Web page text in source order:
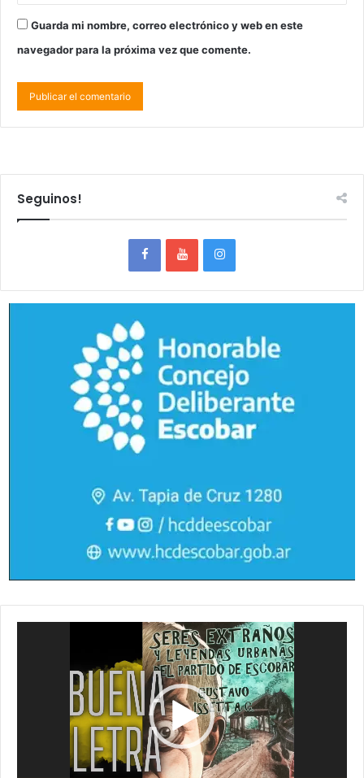
Guarda mi nombre, correo electrónico y web en este
navegador para la próxima vez que comente.
Seguinos!